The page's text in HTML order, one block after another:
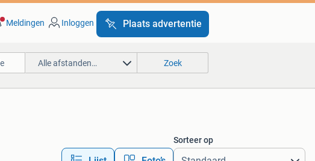
Meldingen Inloggen Plaats advertentie
Alle afstanden… Zoek
Sorteer op